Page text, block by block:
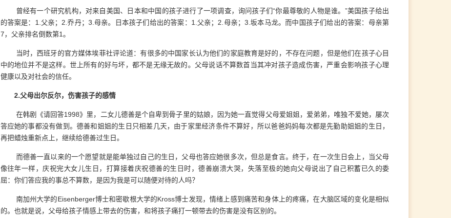
曾经有一个研究机构，对来自美国、日本和中国的孩子进行了一项调查，询问孩子们“你最尊敬的人物是谁。”美国孩子给出
的答案是：1.父亲；2.乔丹；3.母亲。日本孩子们给出的答案：1.父亲；2.母亲；3.坂本马龙。而中国孩子们给出的答案：母亲第
7，父亲排名倒数第1。
当时，西班牙的官方媒体埃菲社评论道：有很多的中国家长认为他们的家庭教育是好的，不存在问题，但是他们在孩子心目
中的地位并不是这样。世上所有的好与坏，都不是无缘无故的。父母说话不算数首当其冲对孩子造成伤害，严重会影响孩子心理
健康以及对社会的信任。
2.父母出尔反尔，伤害孩子的感情
在韩剧《请回答1998》里，二女儿德善是个自卑到骨子里的姑娘，因为她一直觉得父母爱姐姐，爱弟弟，唯独不爱她，屡次
答应她的事都没有做到。德善和姐姐的生日只相差几天，由于家里经济条件不算好，所以爸爸妈妈每次都是先勤助姐姐的生日，
再把蜡烛重新点上，继续给德善过生日。
而德善一直以来的一个愿望就是能单独过自己的生日，父母也答应她很多次，但总是食言。终于，在一次生日会上，当父母
像往年一样，庆祝完大女儿生日，打算接着庆祝德善的生日时，德善崩溃大哭，失落至极的她向父母说出了自己积蓄已久的委
屈：你们答应我的事总不算数，是因为我是可以随便对待的人吗？
南加州大学的Eisenberger博士和密歇根大学的Kross博士发现，情绪上感到痛苦和身体上的疼痛，在大脑区域的变化是相似
的。也就是说，父母给孩子情感上带去的伤害，和将孩子痛打一顿带去的伤害是没有区别的。